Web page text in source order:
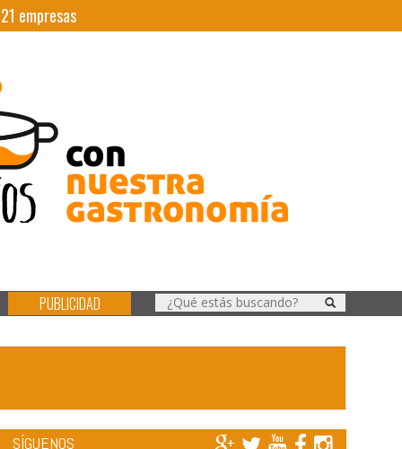
21 empresas
PUBLICIDAD
SÍGUENOS